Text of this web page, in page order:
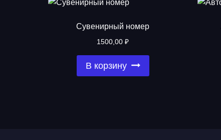
Сувенирный номер
1500,00 ₽
В корзину